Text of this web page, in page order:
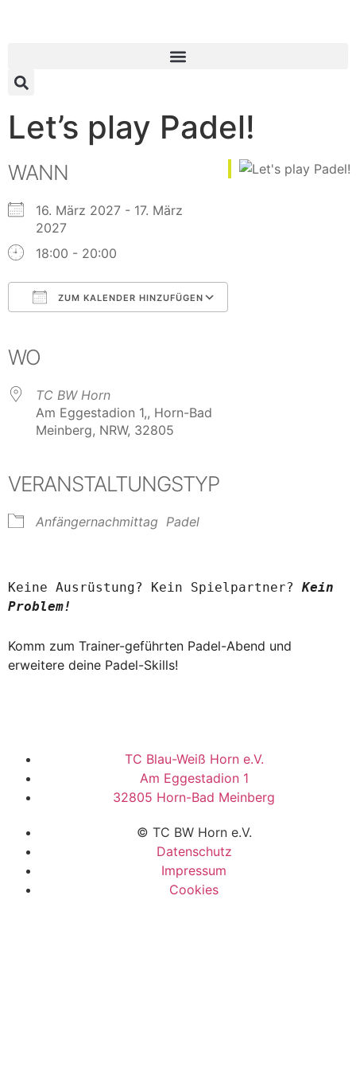
Let’s play Padel!
WANN
16. März 2027 - 17. März
2027
18:00 - 20:00
ZUM KALENDER HINZUFÜGEN
WO
TC BW Horn
Am Eggestadion 1,, Horn-Bad
Meinberg, NRW, 32805
VERANSTALTUNGSTYP
Anfängernachmittag Padel
Keine Ausrüstung? Kein Spielpartner? Kein
Problem!
Komm zum Trainer-geführten Padel-Abend und
erweitere deine Padel-Skills!
TC Blau-Weiß Horn e.V.
Am Eggestadion 1
32805 Horn-Bad Meinberg
© TC BW Horn e.V.
Datenschutz
Impressum
Cookies